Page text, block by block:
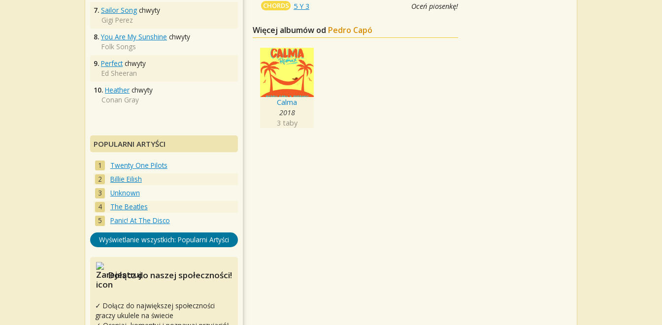
CHORDS 5 Y 3 Oceń piosenkę!
Więcej albumów od Pedro Capó
Calma
2018
3 taby
7. Sailor Song chwyty
Gigi Perez
8. You Are My Sunshine chwyty
Folk Songs
9. Perfectchwyty
Ed Sheeran
10. Heather chwyty
Conan Gray
POPULARNI ARTYŚCI
Twenty One Pilots
Billie Eilish
Unknown
The Beatles
Panic! At The Disco
Wyświetlanie wszystkich: Popularni Artyści
Dołącz do naszej społeczności!
✓ Dołącz do największej społeczności
graczy ukulele na świecie